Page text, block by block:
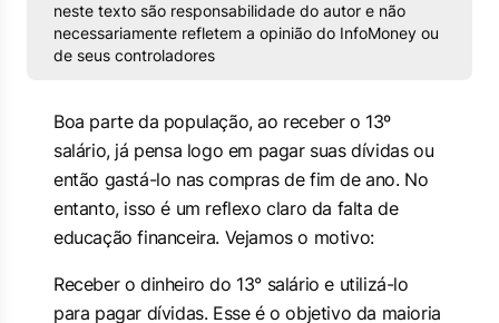
neste texto são responsabilidade do autor e não
necessariamente refletem a opinião do InfoMoney ou
de seus controladores
Boa parte da população, ao receber o 13º
salário, já pensa logo em pagar suas dívidas ou
então gastá-lo nas compras de fim de ano. No
entanto, isso é um reflexo claro da falta de
educação financeira. Vejamos o motivo:
Receber o dinheiro do 13° salário e utilizá-lo
para pagar dívidas. Esse é o objetivo da maioria